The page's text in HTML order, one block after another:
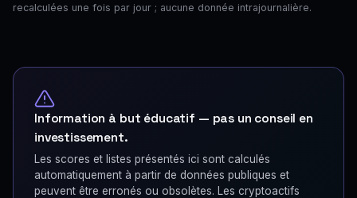
recalculées une fois par jour ; aucune donnée intrajournalière.
Information à but éducatif — pas un conseil en
investissement.
Les scores et listes présentés ici sont calculés
automatiquement à partir de données publiques et
peuvent être erronés ou obsolètes. Les cryptoactifs